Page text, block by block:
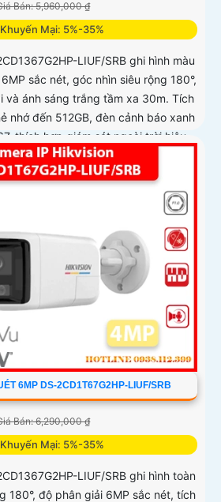
Bán: 5,960,000 ₫
Mại: 5%-35%
LIUF/SRB ghi hình màu
sắc nét, góc nhìn siêu rộng 180°,
và ánh sáng trắng tầm xa 30m. Tích
nhớ đến 512GB, đèn cảnh báo xanh
thích hợp giám sát ngoài trời hiệu
6MP DS-2CD1T67G2HP-LIUF/SRB
Bán: 6,290,000 ₫
Mại: 5%-35%
LIUF/SRB ghi hình toàn
180°, độ phân giải 6MP sắc nét, tích